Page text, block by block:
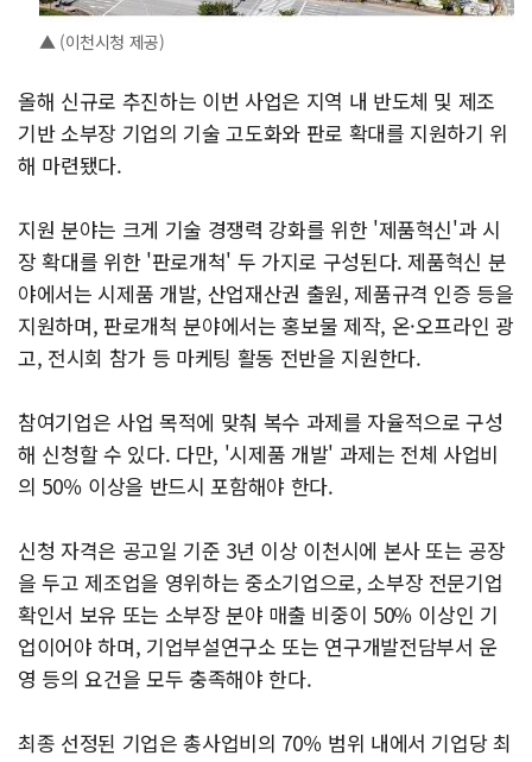
▲ (이천시청 제공)
올해 신규로 추진하는 이번 사업은 지역 내 반도체 및 제조
기반 소부장 기업의 기술 고도화와 판로 확대를 지원하기 위
해 마련됐다.
지원 분야는 크게 기술 경쟁력 강화를 위한 '제품혁신'과 시
장 확대를 위한 '판로개척' 두 가지로 구성된다. 제품혁신 분
야에서는 시제품 개발, 산업재산권 출원, 제품규격 인증 등을
지원하며, 판로개척 분야에서는 홍보물 제작, 온·오프라인 광
고, 전시회 참가 등 마케팅 활동 전반을 지원한다.
참여기업은 사업 목적에 맞춰 복수 과제를 자율적으로 구성
해 신청할 수 있다. 다만, '시제품 개발' 과제는 전체 사업비
의 50％ 이상을 반드시 포함해야 한다.
신청 자격은 공고일 기준 3년 이상 이천시에 본사 또는 공장
을 두고 제조업을 영위하는 중소기업으로, 소부장 전문기업
확인서 보유 또는 소부장 분야 매출 비중이 50％ 이상인 기
업이어야 하며, 기업부설연구소 또는 연구개발전담부서 운
영 등의 요건을 모두 충족해야 한다.
최종 선정된 기업은 총사업비의 70％ 범위 내에서 기업당 최